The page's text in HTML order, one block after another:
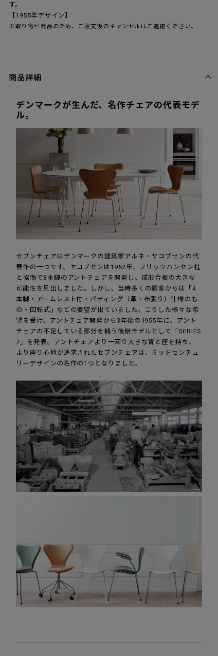
す。
【1955年デザイン】
※取り寄せ商品のため、ご注文後のキャンセルはご遠慮ください。
商品詳細
デンマークが生んだ、名作チェアの代表モデ
ル。
セブンチェアはデンマークの建築家アルネ・ヤコブセンの代
表作の一つです。ヤコブセンは1952年、フリッツハンセン社
と協働で3本脚のアントチェアを開発し、成形合板の大きな
可能性を見出しました。しかし、当時多くの顧客からは「4
本脚・アームレスト付・パディング（革・布張り）仕様のも
の・回転式」などの要望が出ていました。こうした様々な希
望を受け、アントチェア開発から3年後の1955年に、アント
チェアの不足している部分を補う後継モデルとして「SERIES
7」を発表。アントチェアより一回り大きな背と座を持ち、
より座り心地が追求されたセブンチェアは、ミッドセンチュ
リーデザインの名作の1つとなりました。